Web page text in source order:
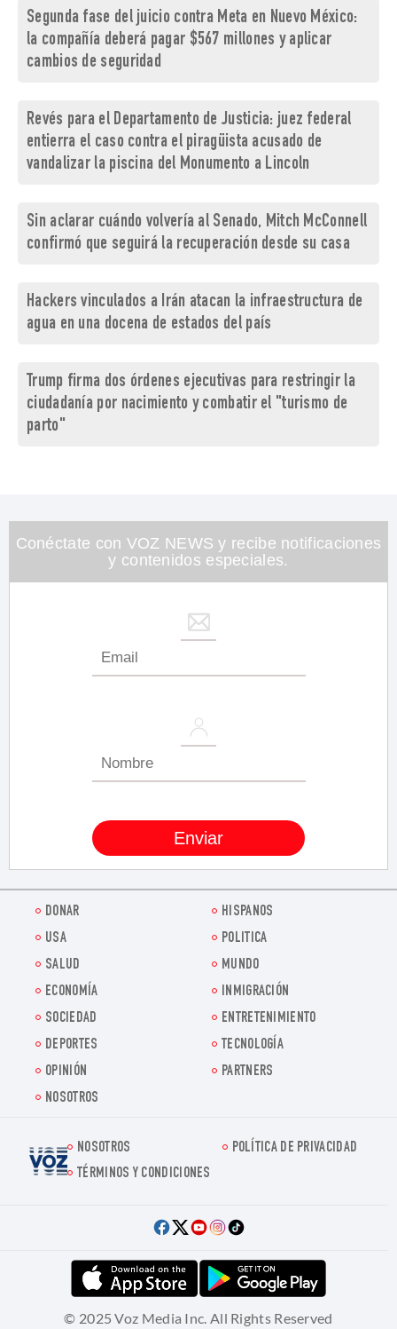
Segunda fase del juicio contra Meta en Nuevo México:
la compañía deberá pagar $567 millones y aplicar
cambios de seguridad
Revés para el Departamento de Justicia: juez federal
entierra el caso contra el piragüista acusado de
vandalizar la piscina del Monumento a Lincoln
Sin aclarar cuándo volvería al Senado, Mitch McConnell
confirmó que seguirá la recuperación desde su casa
Hackers vinculados a Irán atacan la infraestructura de
agua en una docena de estados del país
Trump firma dos órdenes ejecutivas para restringir la
ciudadanía por nacimiento y combatir el "turismo de
parto"
Conéctate con VOZ NEWS y recibe notificaciones
y contenidos especiales.
DONAR
HISPANOS
USA
POLITICA
SALUD
MUNDO
ECONOMÍA
INMIGRACIÓN
SOCIEDAD
ENTRETENIMIENTO
DEPORTES
TECNOLOGÍA
OPINIÓN
PARTNERS
NOSOTROS
Voz.us
NOSOTROS
POLÍTICA DE PRIVACIDAD
TÉRMINOS Y CONDICIONES
© 2025 Voz Media Inc. All Rights Reserved